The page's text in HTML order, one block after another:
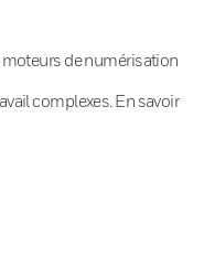
de numérisation
complexes. En savoir